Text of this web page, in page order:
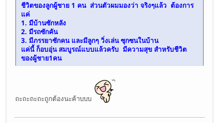
ชีวิตของลูกผู้ชาย 1 คน ส่วนตัวผมมองว่า จริงๆแล้ว ต้องการ
แค่
1. มีบ้านซักหลัง
2. มีรถซักคัน
3. มีภรรยาซักคน และมีลูกๆ วิ่งเล่น ซุกซนในบ้าน
แค่นี้ ก็อบอุ่น สมบูรณ์แบบแล้วครับ มีความสุข สำหรับชีวิต
ของผู้ชาย1คน
ถะถะถะถะถูกต้องนะค้าบบบ